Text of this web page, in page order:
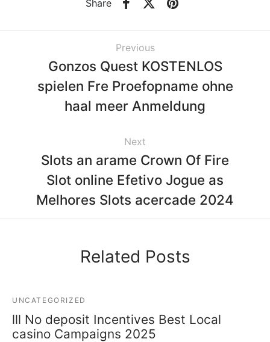
Share
Previous
Gonzos Quest KOSTENLOS
spielen Fre Proefopname ohne
haal meer Anmeldung
Next
Slots an arame Crown Of Fire
Slot online Efetivo Jogue as
Melhores Slots acercade 2024
Related Posts
UNCATEGORIZED
lll No deposit Incentives Best Local
casino Campaigns 2025